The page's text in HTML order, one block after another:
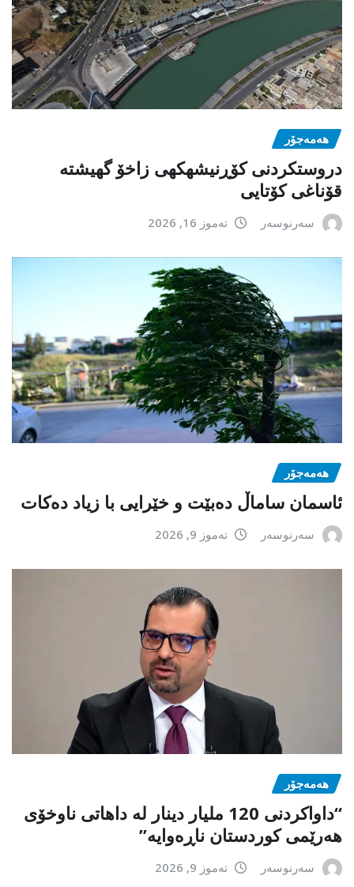
هەمەجۆر
دروستکردنی کۆڕنیشهكهی زاخۆ گهیشته
قۆناغی کۆتایی
سەرنوسەر تەموز 16, 2026
هەمەجۆر
ئاسمان ساماڵ دەبێت و خێرایی با زیاد دەکات
سەرنوسەر تەموز 9, 2026
هەمەجۆر
“داواکردنی 120 ملیار دینار لە داهاتی ناوخۆی
هەرێمی کوردستان ناڕەوایە”
سەرنوسەر تەموز 9, 2026